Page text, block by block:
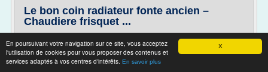
X
En poursuivant votre navigation sur ce site, vous acceptez
l'utilisation de cookies pour vous proposer des contenus et
services adaptés à vos centres d'intérêts. En savoir plus
Le bon coin radiateur fonte ancien –
Chaudiere frisquet ...
Le bon coin radiateur fonte ancien
Tous les modèles de radiateurs en fonte anciens ,